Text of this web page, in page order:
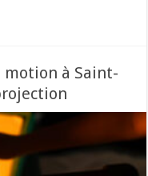
à Saint-